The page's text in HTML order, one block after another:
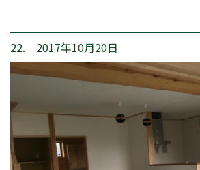
22. 2017年10月20日